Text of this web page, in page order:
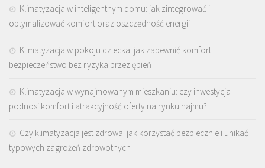
Klimatyzacja w inteligentnym domu: jak zintegrować i
optymalizować komfort oraz oszczędność energii
Klimatyzacja w pokoju dziecka: jak zapewnić komfort i
bezpieczeństwo bez ryzyka przeziębień
Klimatyzacja w wynajmowanym mieszkaniu: czy inwestycja
podnosi komfort i atrakcyjność oferty na rynku najmu?
Czy klimatyzacja jest zdrowa: jak korzystać bezpiecznie i unikać
typowych zagrożeń zdrowotnych